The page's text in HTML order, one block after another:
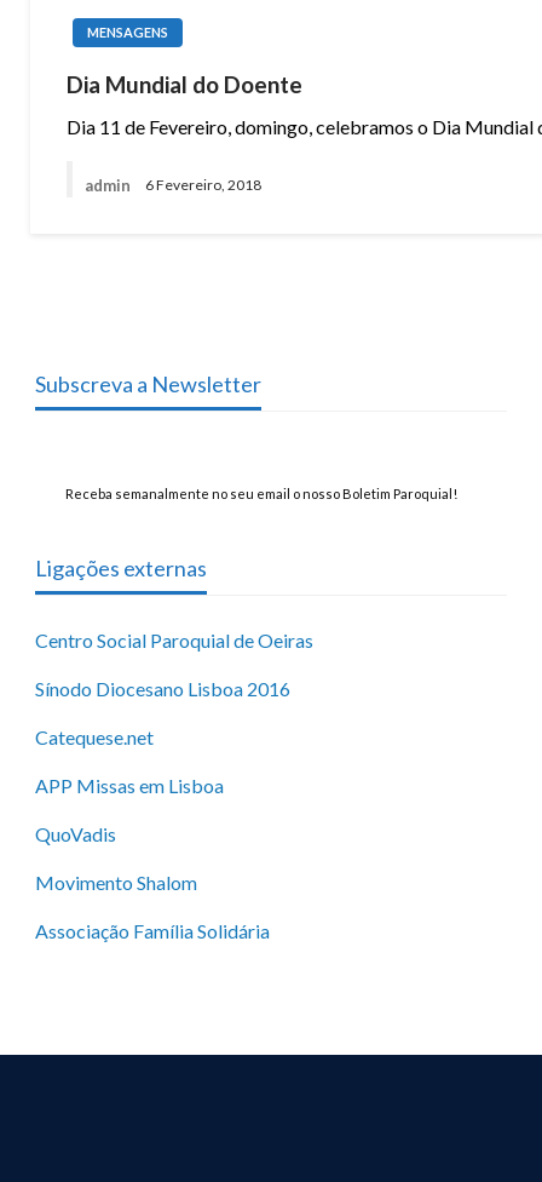
MENSAGENS
Dia Mundial do Doente
Dia 11 de Fevereiro, domingo, celebramos o Dia
admin 6 Fevereiro, 2018
Subscreva a Newsletter
Receba semanalmente no seu email o nosso Boletim Paroquial!
Ligações externas
Centro Social Paroquial de Oeiras
Sínodo Diocesano Lisboa 2016
Catequese.net
APP Missas em Lisboa
QuoVadis
Movimento Shalom
Associação Família Solidária